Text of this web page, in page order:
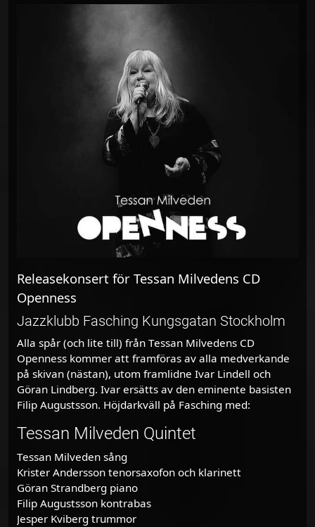
Releasekonsert för Tessan Milvedens CD
Openness
Jazzklubb Fasching Kungsgatan Stockholm
Alla spår (och lite till) från Tessan Milvedens CD
Openness kommer att framföras av alla medverkande
på skivan (nästan), utom framlidne Ivar Lindell och
Göran Lindberg. Ivar ersätts av den eminente basisten
Filip Augustsson. Höjdarkväll på Fasching med:
Tessan Milveden Quintet
Tessan Milveden sång
Krister Andersson tenorsaxofon och klarinett
Göran Strandberg piano
Filip Augustsson kontrabas
Jesper Kviberg trummor